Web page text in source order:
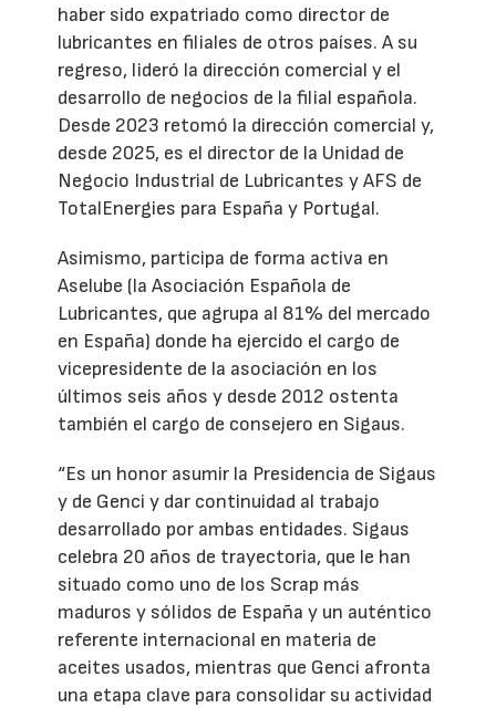
haber sido expatriado como director de
lubricantes en filiales de otros países. A su
regreso, lideró la dirección comercial y el
desarrollo de negocios de la filial española.
Desde 2023 retomó la dirección comercial y,
desde 2025, es el director de la Unidad de
Negocio Industrial de Lubricantes y AFS de
TotalEnergies para España y Portugal.
Asimismo, participa de forma activa en
Aselube (la Asociación Española de
Lubricantes, que agrupa al 81% del mercado
en España) donde ha ejercido el cargo de
vicepresidente de la asociación en los
últimos seis años y desde 2012 ostenta
también el cargo de consejero en Sigaus.
“Es un honor asumir la Presidencia de Sigaus
y de Genci y dar continuidad al trabajo
desarrollado por ambas entidades. Sigaus
celebra 20 años de trayectoria, que le han
situado como uno de los Scrap más
maduros y sólidos de España y un auténtico
referente internacional en materia de
aceites usados, mientras que Genci afronta
una etapa clave para consolidar su actividad